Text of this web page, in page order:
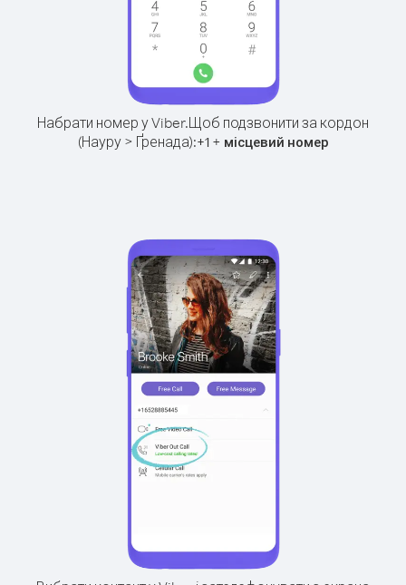
Набрати номер у Viber.Щоб подзвонити за кордон
(Науру > Ґренада):+1+ місцевий номер